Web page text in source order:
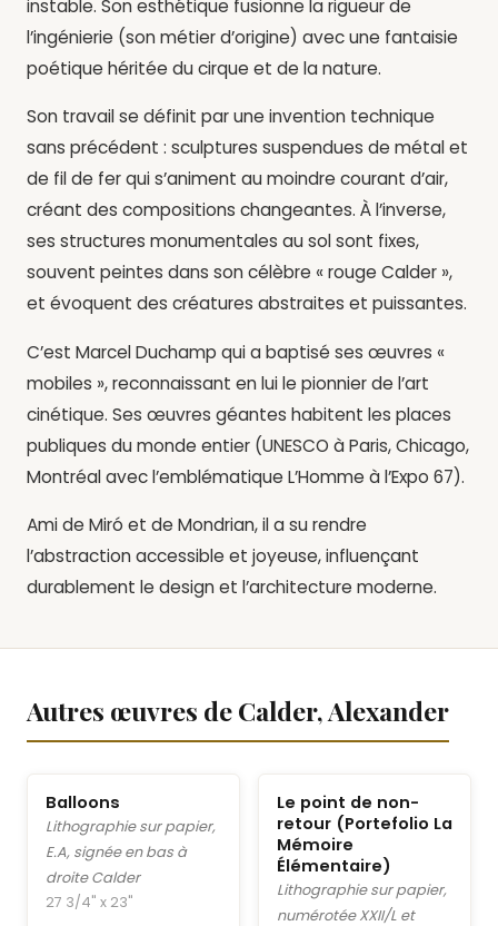
instable. Son esthétique fusionne la rigueur de
l’ingénierie (son métier d’origine) avec une fantaisie
poétique héritée du cirque et de la nature.
Son travail se définit par une invention technique
sans précédent : sculptures suspendues de métal et
de fil de fer qui s’animent au moindre courant d’air,
créant des compositions changeantes. À l’inverse,
ses structures monumentales au sol sont fixes,
souvent peintes dans son célèbre « rouge Calder »,
et évoquent des créatures abstraites et puissantes.
C’est Marcel Duchamp qui a baptisé ses œuvres «
mobiles », reconnaissant en lui le pionnier de l’art
cinétique. Ses œuvres géantes habitent les places
publiques du monde entier (UNESCO à Paris, Chicago,
Montréal avec l’emblématique L’Homme à l’Expo 67).
Ami de Miró et de Mondrian, il a su rendre
l’abstraction accessible et joyeuse, influençant
durablement le design et l’architecture moderne.
Autres œuvres de Calder, Alexander
Balloons
Lithographie sur papier,
E.A, signée en bas à
droite Calder
27 3/4" x 23"
Le point de non-
retour (Portefolio La
Mémoire
Élémentaire)
Lithographie sur papier,
numérotée XXII/L et